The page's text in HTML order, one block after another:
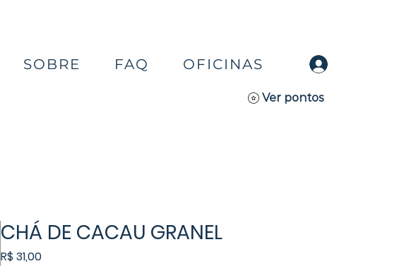
Ver pontos
SOBRE FAQ OFICINAS
CHÁ DE CACAU GRANEL
R$ 31,00Preço